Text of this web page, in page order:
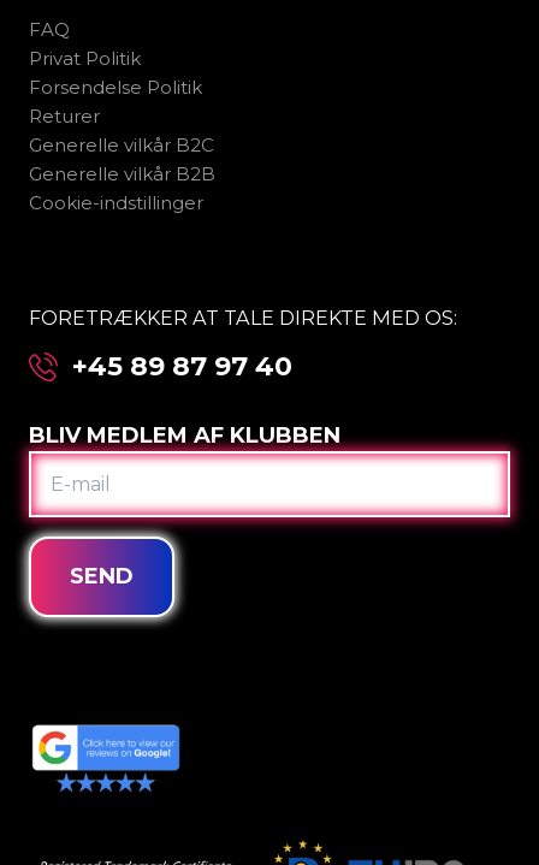
FAQ
Privat Politik
Forsendelse Politik
Returer
Generelle vilkår B2C
Generelle vilkår B2B
Cookie-indstillinger
FORETRÆKKER AT TALE DIREKTE MED OS:
+45 89 87 97 40
BLIV MEDLEM AF KLUBBEN
E-
MAIL
SEND